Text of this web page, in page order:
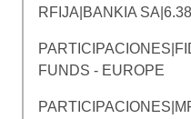
RFIJA|BANKIA
FUNDS - EUROPE